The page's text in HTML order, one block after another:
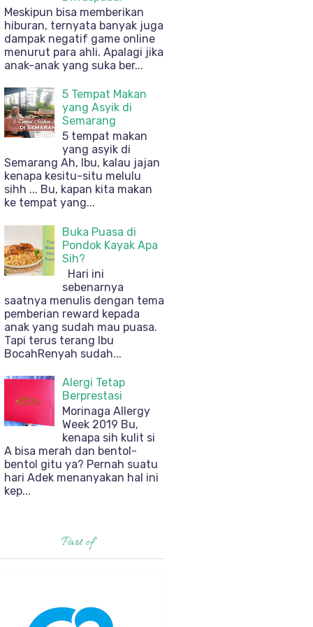
Meskipun bisa memberikan
hiburan, ternyata banyak juga
dampak negatif game online
menurut para ahli. Apalagi jika
anak-anak yang suka ber...
5 Tempat Makan
yang Asyik di
Semarang
5 tempat makan
yang asyik di
Semarang Ah, Ibu, kalau jajan
kenapa kesitu-situ melulu
sihh ... Bu, kapan kita makan
ke tempat yang...
Buka Puasa di
Pondok Kayak Apa
Sih?
Hari ini
sebenarnya
saatnya menulis dengan tema
pemberian reward kepada
anak yang sudah mau puasa.
Tapi terus terang Ibu
BocahRenyah sudah...
Alergi Tetap
Berprestasi
Morinaga Allergy
Week 2019 Bu,
kenapa sih kulit si
A bisa merah dan bentol-
bentol gitu ya? Pernah suatu
hari Adek menanyakan hal ini
kep...
Part of